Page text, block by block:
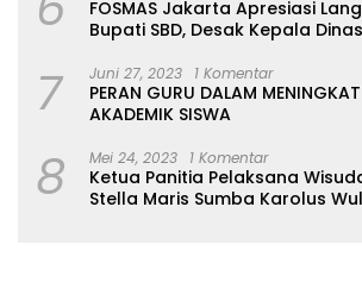
jawaban
waktu
turun
FOSMAS Jakarta Apresiasi
Bupati SBD, Desak Kepala
7 Juni 27, 2023 1 Komentar
PERAN GURU DALAM
AKADEMIK SISWA
8 Mei 24, 2023 1 Komentar
Ketua Panitia Pelaksana
Stella Maris Sumba Karolus